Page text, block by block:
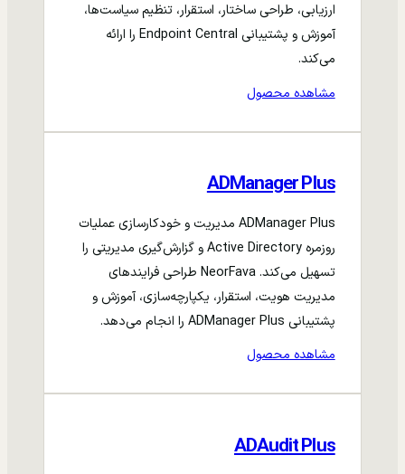
ارزیابی، طراحی ساختار، استقرار، تنظیم سیاست‌ها،
آموزش و پشتیبانی Endpoint Central را ارائه
می‌کند.
مشاهده محصول
ADManager Plus
ADManager Plus مدیریت و خودکارسازی عملیات
روزمره Active Directory و گزارش‌گیری مدیریتی را
تسهیل می‌کند. NeorFava طراحی فرایندهای
مدیریت هویت، استقرار، یکپارچه‌سازی، آموزش و
پشتیبانی ADManager Plus را انجام می‌دهد.
مشاهده محصول
ADAudit Plus